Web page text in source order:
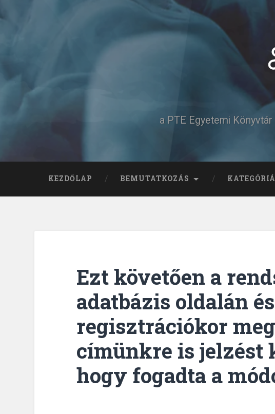
a PTE Egyetemi
KEZDŐLAP BEMUTATKOZÁS
Ezt követően a
adatbázis oldalán
regisztrációkor
címünkre is jelzést
hogy fogadta a